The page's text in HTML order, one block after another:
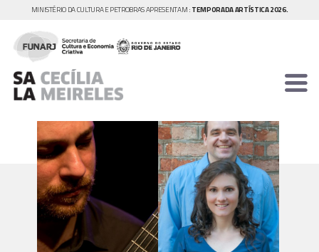
MINISTÉRIO DA CULTURA E PETROBRAS APRESENTAM : TEMPORADA ARTÍSTICA 2026.